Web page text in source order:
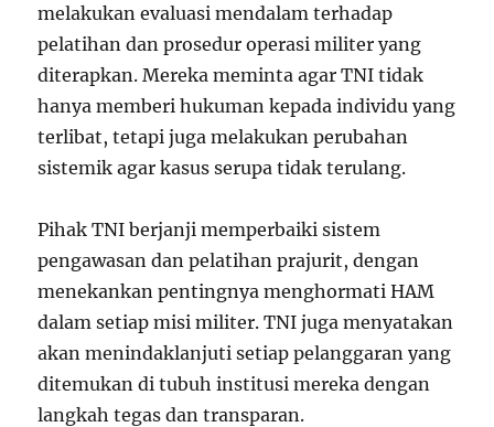
melakukan evaluasi mendalam terhadap
pelatihan dan prosedur operasi militer yang
diterapkan. Mereka meminta agar TNI tidak
hanya memberi hukuman kepada individu yang
terlibat, tetapi juga melakukan perubahan
sistemik agar kasus serupa tidak terulang.
Pihak TNI berjanji memperbaiki sistem
pengawasan dan pelatihan prajurit, dengan
menekankan pentingnya menghormati HAM
dalam setiap misi militer. TNI juga menyatakan
akan menindaklanjuti setiap pelanggaran yang
ditemukan di tubuh institusi mereka dengan
langkah tegas dan transparan.